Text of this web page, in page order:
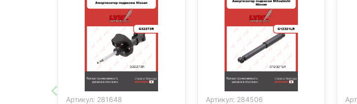
Артикул: 281648 Артикул: 284506